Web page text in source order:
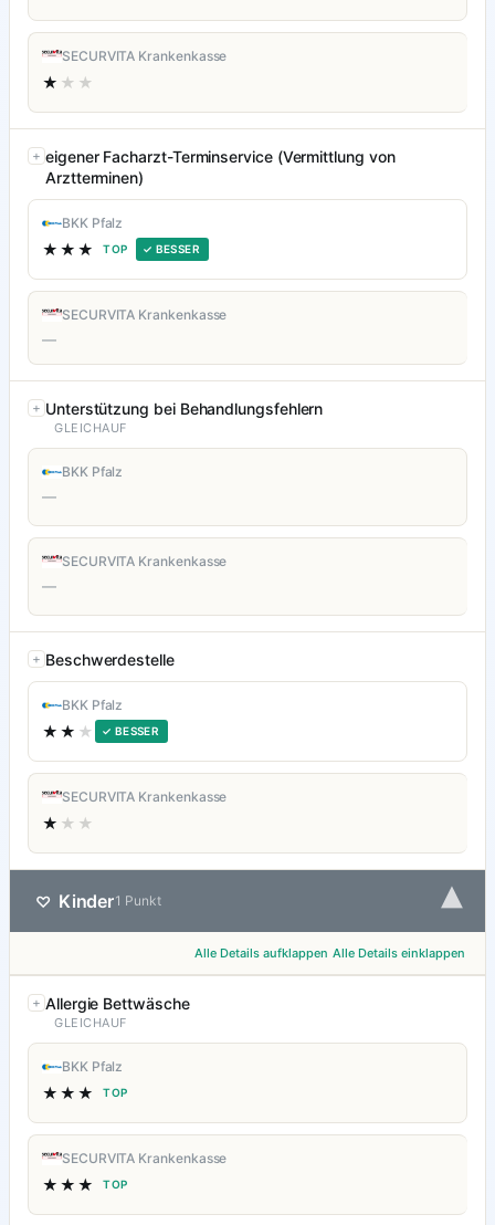
SECURVITA Krankenkasse
★ ★★
eigener Facharzt-Terminservice (Vermittlung von
Arztterminen)
BKK Pfalz
★★★ TOP ✓ BESSER
SECURVITA Krankenkasse
—
Unterstützung bei Behandlungsfehlern
GLEICHAUF
BKK Pfalz
—
SECURVITA Krankenkasse
—
Beschwerdestelle
BKK Pfalz
★★ ★ ✓ BESSER
SECURVITA Krankenkasse
★ ★★
♡ Kinder1 Punkt ▾
Alle Details aufklappen Alle Details einklappen
Allergie Bettwäsche
GLEICHAUF
BKK Pfalz
★★★ TOP
SECURVITA Krankenkasse
★★★ TOP